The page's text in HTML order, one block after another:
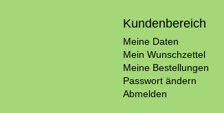
Kundenbereich
Meine Daten
Mein Wunschzettel
Meine Bestellungen
Passwort ändern
Abmelden